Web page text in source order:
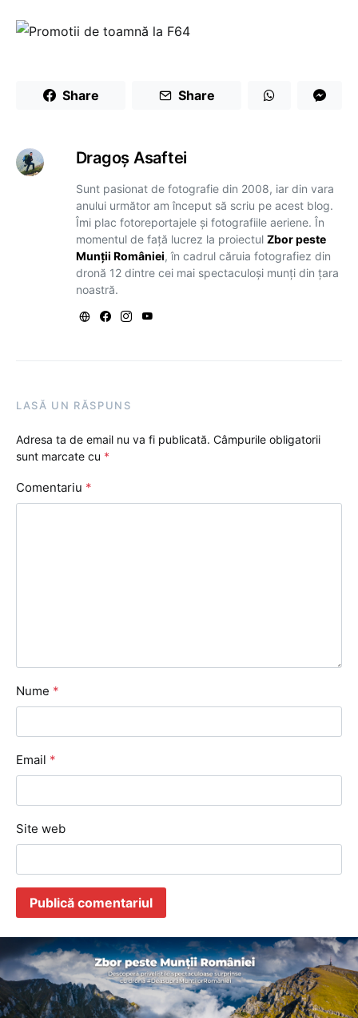
Share Share
Dragoş Asaftei
Sunt pasionat de fotografie din 2008, iar din vara
anului următor am început să scriu pe acest blog.
Îmi plac fotoreportajele și fotografiile aeriene. În
momentul de față lucrez la proiectul Zbor peste
Munții României, în cadrul căruia fotografiez din
dronă 12 dintre cei mai spectaculoși munți din țara
noastră.
LASĂ UN RĂSPUNS
Adresa ta de email nu va fi publicată. Câmpurile obligatorii
sunt marcate cu *
Comentariu *
Nume *
Email *
Site web